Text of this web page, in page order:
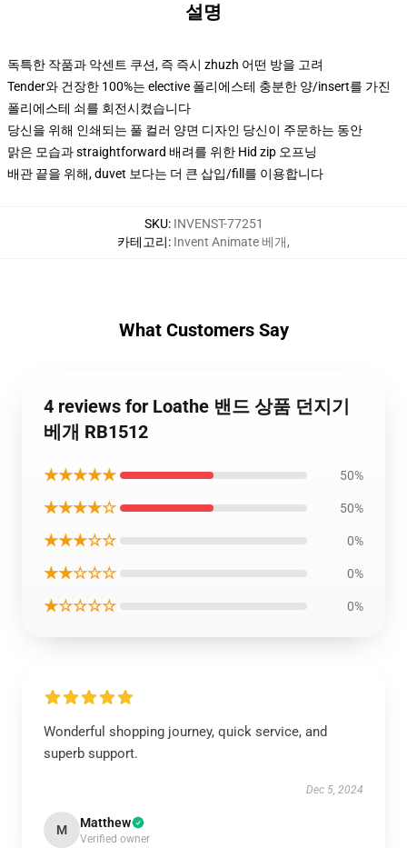
설명
독특한 작품과 악센트 쿠션, 즉 즉시 zhuzh 어떤 방을 고려
Tender와 건장한 100%는 elective 폴리에스테 충분한 양/insert를 가진
폴리에스테 쇠를 회전시켰습니다
당신을 위해 인쇄되는 풀 컬러 양면 디자인 당신이 주문하는 동안
맑은 모습과 straightforward 배려를 위한 Hid zip 오프닝
배관 끝을 위해, duvet 보다는 더 큰 삽입/fill를 이용합니다
SKU: INVENST-77251
카테고리: Invent Animate 베개,
What Customers Say
4 reviews for Loathe 밴드 상품 던지기
베개 RB1512
★★★★★ 50%
★★★★☆ 50%
★★★☆☆ 0%
★★☆☆☆ 0%
★☆☆☆☆ 0%
Wonderful shopping journey, quick service, and
superb support.
Dec 5, 2024
M Matthew
Verified owner